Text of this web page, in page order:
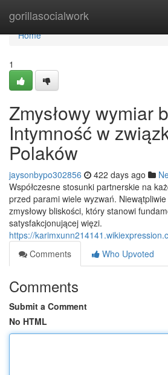
gorillasocialwork
Home
Home
1
Zmysłowy wymiar
Intymność w
Polaków
jaysonbypo302856 422 days ago
Współczesne stosunki partnerskie na
przed parami wiele wyzwań.
zmysłowy bliskości, który stanowi
satysfakcjonującej więzi.
https://
Comments
Who Upvoted
Comments
Submit a Comment
No HTML